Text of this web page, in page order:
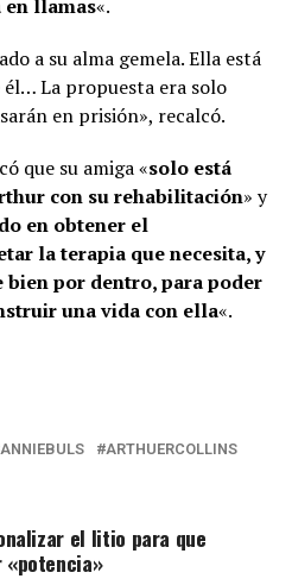
en llamas«.
a su alma gemela. Ella está
La propuesta era solo
en prisión», recalcó.
que su amiga «solo está
con su rehabilitación» y
en obtener el
la terapia que necesita, y
por dentro, para poder
una vida con ella«.
ANNIEBULS
ARTHUERCOLLINS
el litio para que
«potencia»